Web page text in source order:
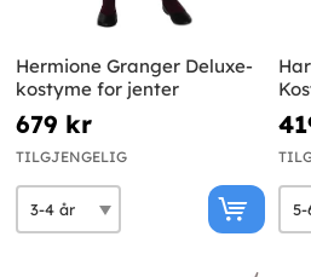
Hermione Granger Deluxe-
kostyme for jenter
679 kr
TILGJENGELIG